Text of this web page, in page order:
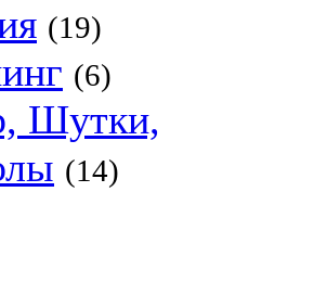
(19)
(6)
Шутки,
(14)